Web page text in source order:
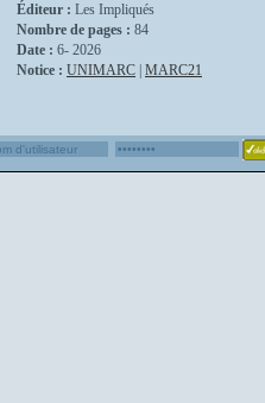
Éditeur : Les Impliqués
Nombre de pages : 84
Date : 6- 2026
Notice : UNIMARC MARC21